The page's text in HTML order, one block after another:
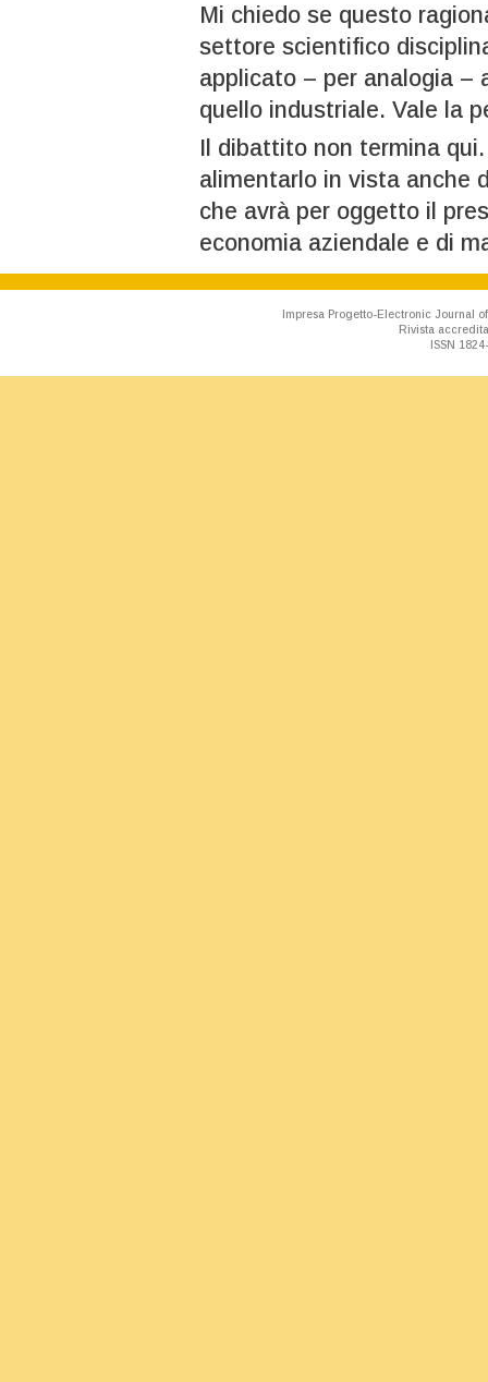
Mi chiedo se questo
settore scientifico
applicato – per analogia –
quello industriale. Vale la
Il dibattito non termina
alimentarlo in vista anche
che avrà per oggetto il
economia aziendale e di
Impresa Progetto-Electronic Journal
Rivista
ISSN